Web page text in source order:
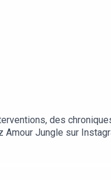
des
Jungle sur